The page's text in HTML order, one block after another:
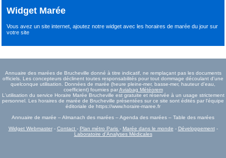
Widget Marée
Vous avez un site internet,ajoutez notre widget avec les horaires de marée du joursur
votre site
Annuaire des marées de Brucheville donné à titre indicatif, ne remplaçant pas les documents
officiels. Les concepteurs déclinent toutes responsabilités pour tout dommage découlant d'une
quelconque utilisation. Données de marée (heure pleine-mer, basse-mer, hauteur d'eau,
coefficient) fournies parAviabag Météorem
L'utilisation du service Horaire Marée Brucheville est gratuite et réservée à un usage strictement
personnel. Les horaires de marée de Brucheville présentées sur ce site sont édités par l'équipe
éditoriale de https://www.horaire-maree.fr
Annuaire de marée – Almanach des marées – Agenda des marées – Table des marées
Widget Webmaster- Contact - Plan métro Paris - Marée dans le monde - Développement-
Laboratoire d'Analyses Médicales